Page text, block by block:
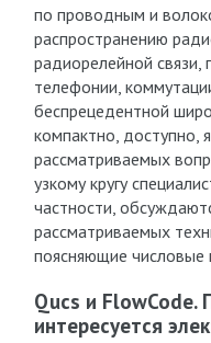
по проводным и
распространению
радиорелейной
телефонии,
беспрецедентной
компактно, доступно,
рассматриваемых
узкому кругу
частности,
рассматриваемых
поясняющие числовые
Qucs и FlowCode.
интересуется